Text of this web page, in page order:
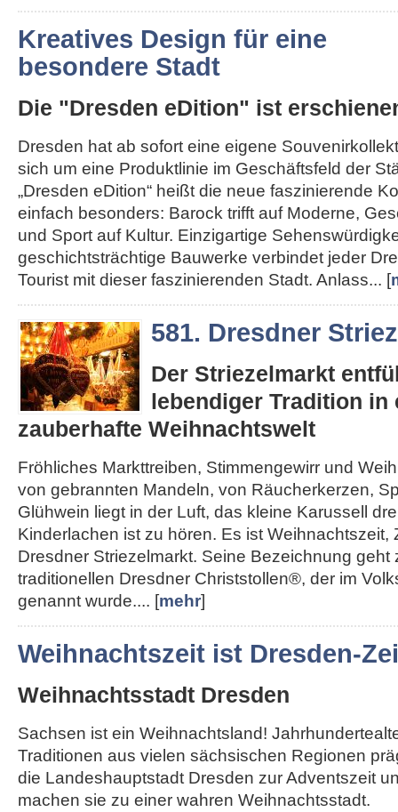
Kreatives Design für eine
besondere Stadt
Die "Dresden eDition" ist
Dresden hat ab sofort eine eigene
sich um eine Produktlinie im Geschäftsfeld der
„Dresden eDition“ heißt die neue faszinierende
einfach besonders: Barock trifft auf Moderne,
und Sport auf Kultur. Einzigartige
geschichtsträchtige Bauwerke verbindet jeder
Tourist mit dieser faszinierenden Stadt. Anlass... [
581. Dresdner
Der Striezelmarkt
lebendiger Tradition in
zauberhafte Weihnachtswelt
Fröhliches Markttreiben, Stimmengewirr und
von gebrannten Mandeln, von Räucherkerzen,
Glühwein liegt in der Luft, das kleine Karussell
Kinderlachen ist zu hören. Es ist Weihnachtszeit,
Dresdner Striezelmarkt. Seine Bezeichnung
traditionellen Dresdner Christstollen®, der im
genannt wurde.... [mehr]
Weihnachtszeit ist Dresden-
Weihnachtsstadt Dresden
Sachsen ist ein Weihnachtsland!
Traditionen aus vielen sächsischen Regionen
die Landeshauptstadt Dresden zur Adventszeit
machen sie zu einer wahren Weihnachtsstadt.